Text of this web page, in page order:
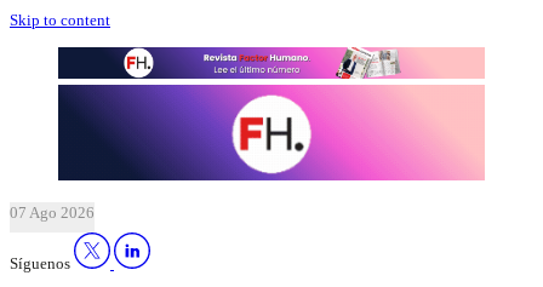
Skip to content
07 Ago 2026
Síguenos